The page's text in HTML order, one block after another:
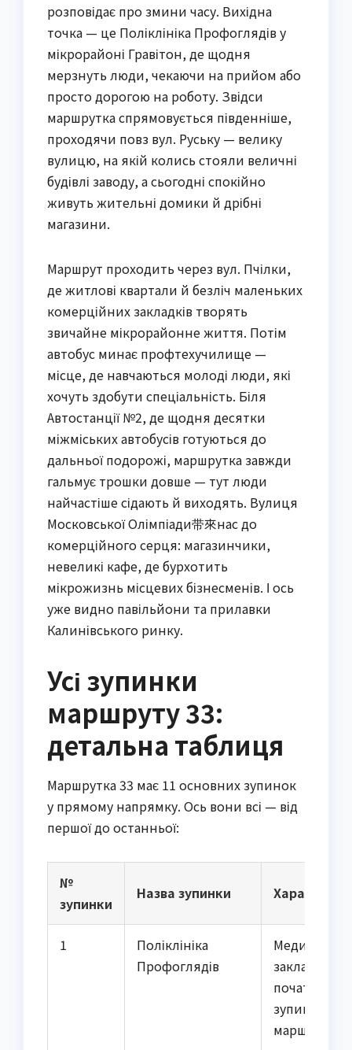
розповідає про змини часу. Вихідна
точка — це Поліклініка Профоглядів у
мікрорайоні Гравітон, де щодня
мерзнуть люди, чекаючи на прийом або
просто дорогою на роботу. Звідси
маршрутка спрямовується південніше,
проходячи повз вул. Руську — велику
вулицю, на якій колись стояли величні
будівлі заводу, а сьогодні спокійно
живуть жительні домики й дрібні
магазини.
Маршрут проходить через вул. Пчілки,
де житлові квартали й безліч маленьких
комерційних закладків творять
звичайне мікрорайонне життя. Потім
автобус минає профтехучилище —
місце, де навчаються молоді люди, які
хочуть здобути спеціальність. Біля
Автостанції №2, де щодня десятки
міжміських автобусів готуються до
дальньої подорожі, маршрутка завжди
гальмує трошки довше — тут люди
найчастіше сідають й виходять. Вулиця
Московської Олімпіади带來нас до
комерційного серця: магазинчики,
невеликі кафе, де бурхотить
мікрожизнь місцевих бізнесменів. І ось
уже видно павільйони та прилавки
Калинівського ринку.
Усі зупинки
маршруту 33:
детальна таблиця
Маршрутка 33 має 11 основних зупинок
у прямому напрямку. Ось вони всі — від
першої до останньої:
№
зупинки
Назва зупинки
1
Поліклініка
Профоглядів
Медичне
закладання,
початкова
зупинка
маршруту